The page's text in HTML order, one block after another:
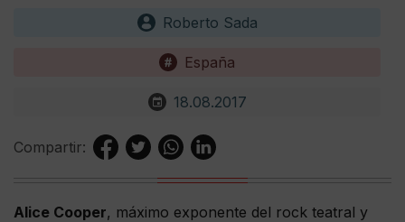
Roberto Sada
España
18.08.2017
Compartir:
Alice Cooper, máximo exponente del rock teatral y